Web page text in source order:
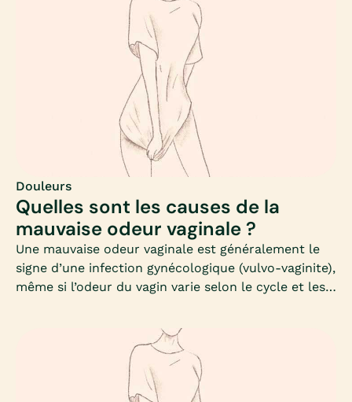
asymptomatiques, les IST peuvent s’accompagner
de symptômes bénins, qui en compliquent le
diagnostic, et augmentent souvent le risque de
contracter le virus du sida (VIH).Face à cette
recrudescence liée en partie à un relâchement du
safe sex (dans les pays les plus développés), et les
conséquences graves sur la santé reproductive de
certaines IST non diagnostiquées et traitées à
temps, Mia fait le point.
Douleurs
Quelles sont les causes de la
mauvaise odeur vaginale ?
Une mauvaise odeur vaginale est généralement le
signe d’une infection gynécologique (vulvo-vaginite),
même si l’odeur du vagin varie selon le cycle et les
écosystème, qui entretient le bon équilibre de sa
flore grâce à ses bactéries !Donc, chaque vagin a «
son » odeur, du fait des sécrétions vaginales ; une
odeur vaginale forte ne veut absolument pas dire